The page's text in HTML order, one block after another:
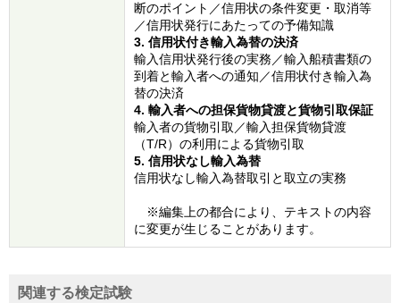
断のポイント／信用状の条件変更・取消等
／信用状発行にあたっての予備知識
3. 信用状付き輸入為替の決済
輸入信用状発行後の実務／輸入船積書類の
到着と輸入者への通知／信用状付き輸入為
替の決済
4. 輸入者への担保貨物貸渡と貨物引取保証
輸入者の貨物引取／輸入担保貨物貸渡
（T/R）の利用による貨物引取
5. 信用状なし輸入為替
信用状なし輸入為替取引と取立の実務
※編集上の都合により、テキストの内容
に変更が生じることがあります。
関連する検定試験